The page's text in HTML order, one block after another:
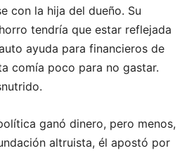
con la hija del dueño. Su
tendría que estar reflejada
ayuda para financieros de
comía poco para no gastar.
ganó dinero, pero menos,
altruista, él apostó por